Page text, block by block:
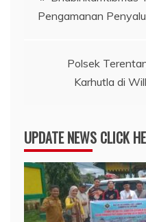
pos
Pengamanan
Polsek
Karhutla di
UPDATE NEWS CLICK